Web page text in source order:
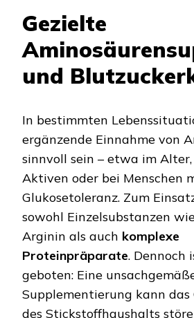
Gezielte
und
In bestimmten
ergänzende Einnahme von
sinnvoll sein – etwa im
Aktiven oder bei Menschen
Glukosetoleranz. Zum
sowohl Einzelsubstanzen
Arginin als auch komplexe
Proteinpräparate. Dennoch
geboten: Eine
Supplementierung kann
des Stickstoffhaushalts